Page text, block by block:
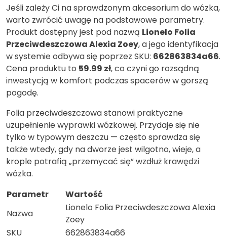
Jeśli zależy Ci na sprawdzonym akcesorium do wózka,
warto zwrócić uwagę na podstawowe parametry.
Produkt dostępny jest pod nazwą Lionelo Folia
Przeciwdeszczowa Alexia Zoey, a jego identyfikacja
w systemie odbywa się poprzez SKU: 662863834a66.
Cena produktu to 59.99 zł, co czyni go rozsądną
inwestycją w komfort podczas spacerów w gorszą
pogodę.
Folia przeciwdeszczowa stanowi praktyczne
uzupełnienie wyprawki wózkowej. Przydaje się nie
tylko w typowym deszczu — często sprawdza się
także wtedy, gdy na dworze jest wilgotno, wieje, a
krople potrafią „przemycać się” wzdłuż krawędzi
wózka.
Parametr
Wartość
Nazwa
Lionelo Folia Przeciwdeszczowa Alexia
Zoey
SKU
662863834a66